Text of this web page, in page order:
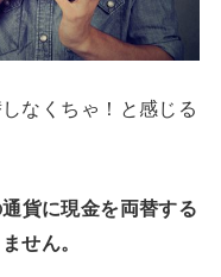
なくちゃ！と感じる
貨に現金を両替する
せん。